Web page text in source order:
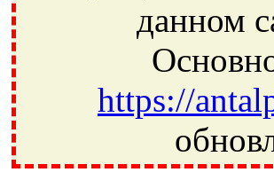
данном
https://